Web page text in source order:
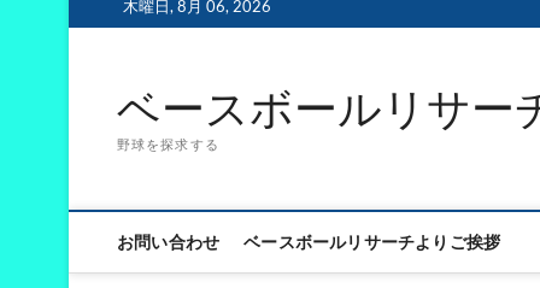
木曜日, 8月 06, 2026
ベースボールリサー
野球を探求する
お問い合わせ ベースボールリサーチよりご挨拶